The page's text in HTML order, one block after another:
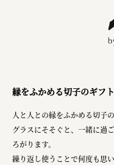
株式会社カタパット
株式会社
日本商工会議所
縁をふかめる切子のギフト
人と人との縁をふかめる切子
グラスにそそぐと、一緒に過
ろがります。
繰り返し使うことで何度も思